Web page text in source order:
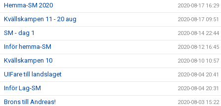
Hemma-SM 2020 2020-08-17 16:29
Kvällskampen 11 - 20 aug 2020-08-17 09:51
SM - dag 1 2020-08-14 22:44
Inför hemma-SM 2020-08-12 16:45
Kvällskampen 10 2020-08-10 10:57
UIFare till landslaget 2020-08-04 20:41
Inför Lag-SM 2020-08-04 20:31
Brons till Andreas! 2020-08-03 15:22